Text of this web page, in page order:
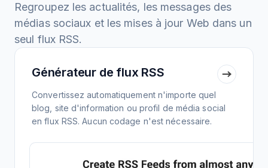
Regroupez les actualités, les messages des
médias sociaux et les mises à jour Web dans un
seul flux RSS.
Générateur de flux RSS
Convertissez automatiquement n'importe quel
blog, site d'information ou profil de média social
en flux RSS. Aucun codage n'est nécessaire.